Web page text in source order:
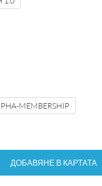
MEMBERSHIP
ДОБАВЯНЕ В КАРТАТА